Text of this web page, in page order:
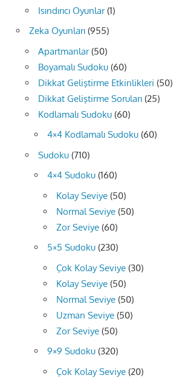
Isındırıcı Oyunlar(1)
Zeka Oyunları (955)
Apartmanlar(50)
Boyamalı Sudoku (60)
Dikkat Geliştirme Etkinlikleri (50)
Dikkat Geliştirme Soruları (25)
Kodlamalı Sudoku (60)
4×4 Kodlamalı Sudoku (60)
Sudoku (710)
4×4 Sudoku (160)
Kolay Seviye (50)
Normal Seviye (50)
Zor Seviye (60)
5×5 Sudoku (230)
Çok Kolay Seviye (30)
Kolay Seviye (50)
Normal Seviye (50)
Uzman Seviye (50)
Zor Seviye (50)
9×9 Sudoku (320)
Çok Kolay Seviye (20)